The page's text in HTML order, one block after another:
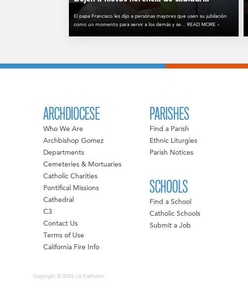
El papa Francisco les dijo a personas mayores que usen su jubilación
como un momento para servir a los demás y se... READ MORE »
ARCHDIOCESE
Who We Are
Archbishop Gomez
Departments
Cemeteries & Mortuaries
Catholic Charities
Pontifical Missions
Cathedral
C3
Contact Us
Terms of Use
California Fire Info
PARISHES
Find a Parish
Ethnic Liturgies
Parish Notices
SCHOOLS
Find a School
Catholic Schools
Submit a Job
Copyright © 2026 LA Catholics